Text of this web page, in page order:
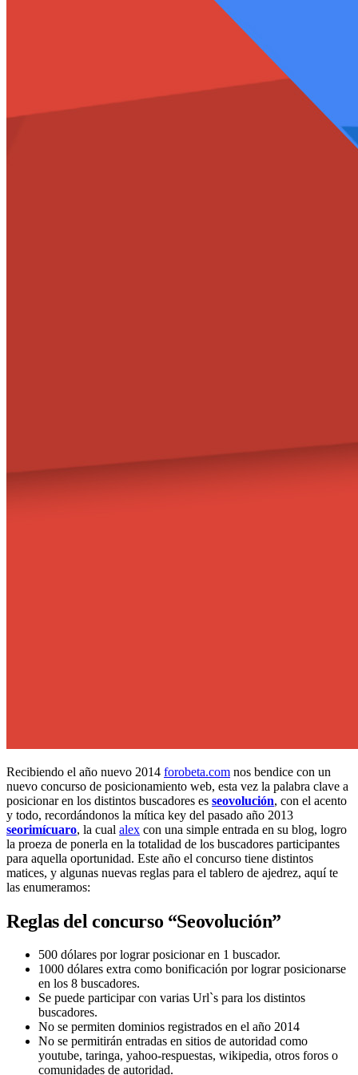
Recibiendo el año nuevo 2014 forobeta.com nos bendice con un
nuevo concurso de posicionamiento web, esta vez la palabra clave a
posicionar en los distintos buscadores es seovolución, con el acento
y todo, recordándonos la mítica key del pasado año 2013
seorimícuaro, la cual alex con una simple entrada en su blog, logro
la proeza de ponerla en la totalidad de los buscadores participantes
para aquella oportunidad. Este año el concurso tiene distintos
matices, y algunas nuevas reglas para el tablero de ajedrez, aquí te
las enumeramos:
Reglas del concurso “Seovolución”
500 dólares por lograr posicionar en 1 buscador.
1000 dólares extra como bonificación por lograr posicionarse
en los 8 buscadores.
Se puede participar con varias Url`s para los distintos
buscadores.
No se permiten dominios registrados en el año 2014
No se permitirán entradas en sitios de autoridad como
youtube, taringa, yahoo-respuestas, wikipedia, otros foros o
comunidades de autoridad.